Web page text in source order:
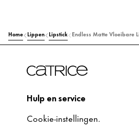
Home Lippen Lipstick Endless Matte Vloeibare
Hulp en service
Cookie-instellingen.